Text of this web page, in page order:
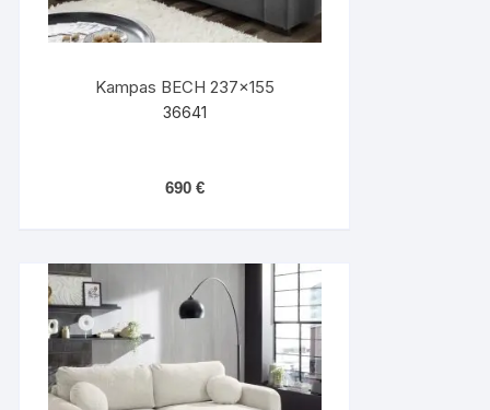
Kampas BECH 237×155
36641
690 €